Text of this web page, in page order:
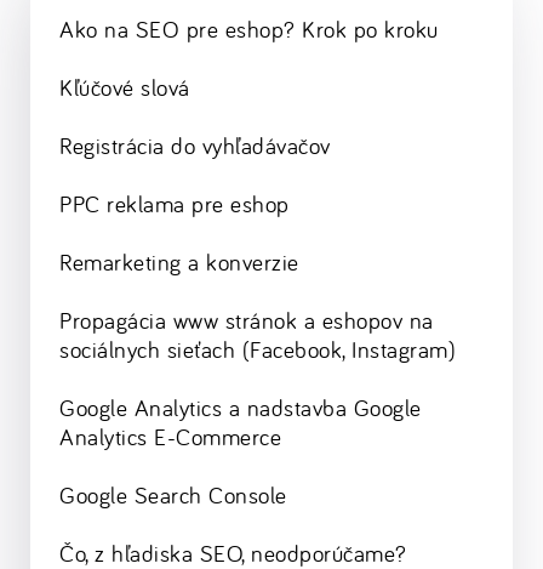
Ako na SEO pre eshop? Krok po kroku
Kľúčové slová
Registrácia do vyhľadávačov
PPC reklama pre eshop
Remarketing a konverzie
Propagácia www stránok a eshopov na
sociálnych sieťach (Facebook, Instagram)
Google Analytics a nadstavba Google
Analytics E-Commerce
Google Search Console
Čo, z hľadiska SEO, neodporúčame?